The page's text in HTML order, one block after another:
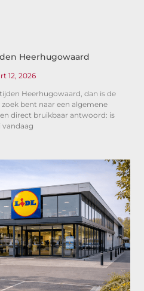
Heerhugowaard
12, 2026
Heerhugowaard, dan is de
bent naar een algemene
direct bruikbaar antwoord: is
vandaag